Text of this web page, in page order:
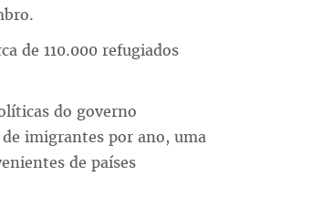
de 110.000 refugiados
do governo
de imigrantes por ano, uma
de países